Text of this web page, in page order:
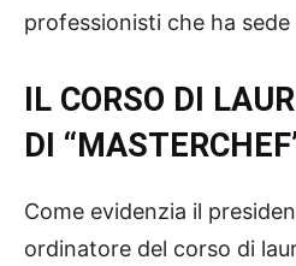
professionisti che ha sede
IL CORSO DI
DI
Come evidenzia il
ordinatore del corso di